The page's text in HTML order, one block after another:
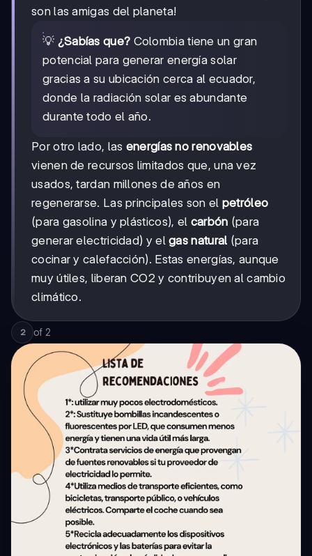
son las amigas del planeta!
💡 ¿Sabías que? Colombia tiene un gran
potencial para generar energía solar
gracias a su ubicación cerca al ecuador,
donde la radiación solar es abundante
durante todo el año.
Por otro lado, las energías no renovables
vienen de recursos limitados que, una vez
usados, tardan millones de años en
regenerarse. Las principales son el petróleo
(para gasolina y plásticos), el carbón (para
generar electricidad) y elgas natural (para
cocinar y calefacción). Estas energías, aunque
muy útiles, liberan CO2 y contribuyen al cambio
climático.
2 of 2